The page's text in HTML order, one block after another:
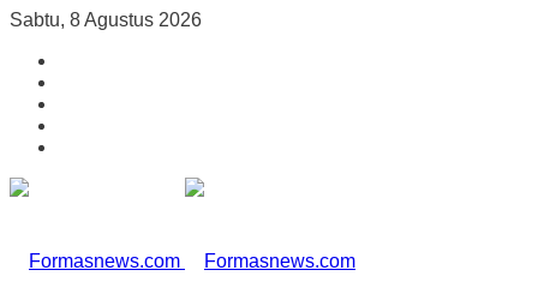
Sabtu, 8 Agustus 2026